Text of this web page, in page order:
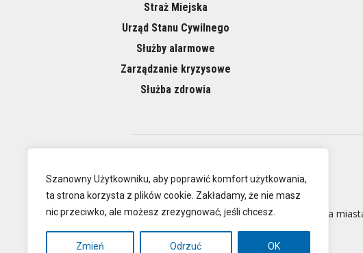
Szanowny Użytkowniku, aby poprawić komfort użytkowania,
ta strona korzysta z plików cookie. Zakładamy, że nie masz
nic przeciwko, ale możesz zrezygnować, jeśli chcesz.
Zmień Odrzuć OK
Straż Miejska
Urząd Stanu Cywilnego
Służby alarmowe
Zarządzanie kryzysowe
Służba zdrowia
O NAS
Oficjalna strona